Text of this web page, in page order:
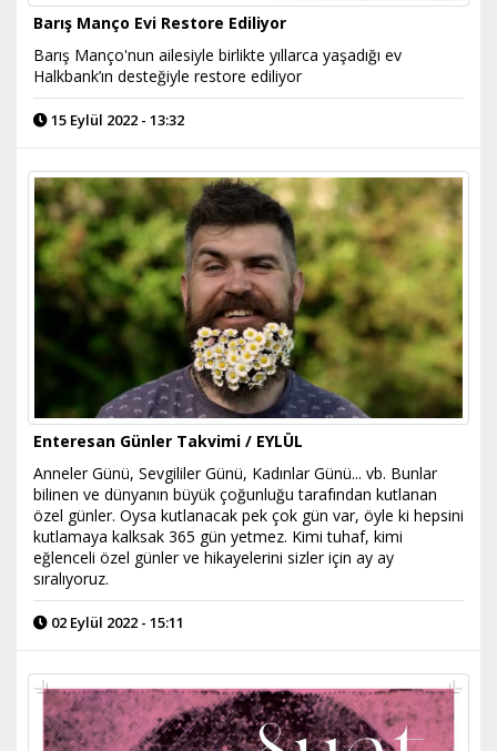
Barış Manço Evi Restore Ediliyor
Barış Manço'nun ailesiyle birlikte yıllarca yaşadığı ev
Halkbank’ın desteğiyle restore ediliyor
15 Eylül 2022 - 13:32
Enteresan Günler Takvimi / EYLÜL
​Anneler Günü, Sevgililer Günü, Kadınlar Günü... vb. Bunlar
bilinen ve dünyanın büyük çoğunluğu tarafından kutlanan
özel günler. Oysa kutlanacak pek çok gün var, öyle ki hepsini
kutlamaya kalksak 365 gün yetmez. Kimi tuhaf, kimi
eğlenceli özel günler ve hikayelerini sizler için ay ay
sıralıyoruz.
02 Eylül 2022 - 15:11